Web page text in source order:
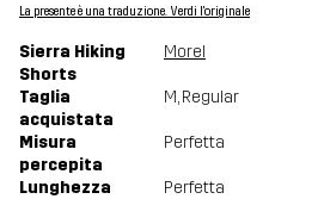
La presente è una traduzione. Verdi l'originale
Sierra Hiking
Shorts
Morel
Taglia
acquistata
M, Regular
Misura
percepita
Perfetta
Lunghezza Perfetta